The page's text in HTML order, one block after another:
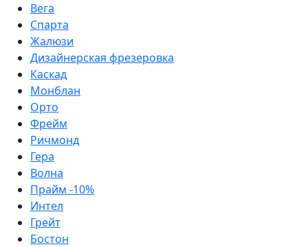
Вега
Спарта
Жалюзи
Дизайнерская фрезеровка
Каскад
Монблан
Орто
Фрейм
Ричмонд
Гера
Волна
Прайм -10%
Интел
Грейт
Бостон